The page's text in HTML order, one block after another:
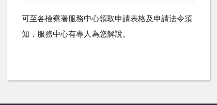
可至各檢察署服務中心領取申請表格及申請法令須
知，服務中心有專人為您解說。